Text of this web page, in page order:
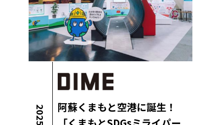
阿蘇くまもと空港に誕生！